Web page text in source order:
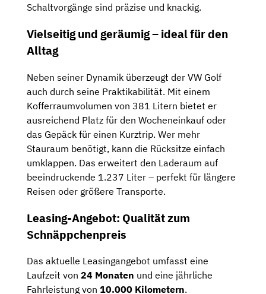
Schaltvorgänge sind präzise und knackig.
Vielseitig und geräumig – ideal für den
Alltag
Neben seiner Dynamik überzeugt der VW Golf
auch durch seine Praktikabilität. Mit einem
Kofferraumvolumen von 381 Litern bietet er
ausreichend Platz für den Wocheneinkauf oder
das Gepäck für einen Kurztrip. Wer mehr
Stauraum benötigt, kann die Rücksitze einfach
umklappen. Das erweitert den Laderaum auf
beeindruckende 1.237 Liter – perfekt für längere
Reisen oder größere Transporte.
Leasing-Angebot: Qualität zum
Schnäppchenpreis
Das aktuelle Leasingangebot umfasst eine
Laufzeit von 24 Monaten und eine jährliche
Fahrleistung von 10.000 Kilometern.